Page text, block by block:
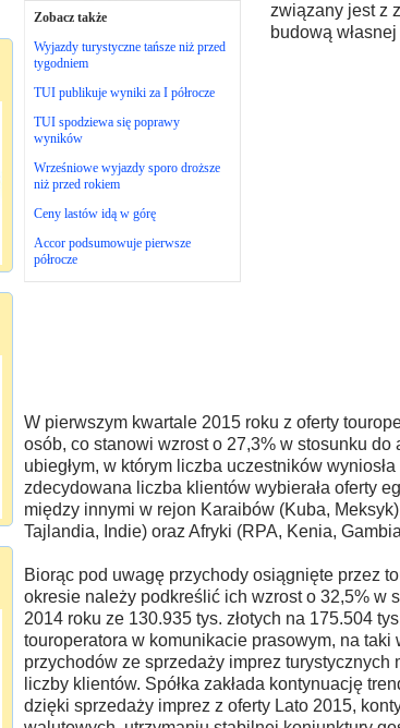
Zobacz także
Wyjazdy turystyczne tańsze niż przed
tygodniem
TUI publikuje wyniki za I półrocze
TUI spodziewa się poprawy
wyników
Wrześniowe wyjazdy sporo droższe
niż przed rokiem
Ceny lastów idą w górę
Accor podsumowuje pierwsze
półrocze
związany jest z
budową
W pierwszym kwartale 2015 roku z oferty
osób, co stanowi wzrost o 27,3% w stosunku
ubiegłym, w którym liczba uczestników
zdecydowana liczba klientów wybierała oferty
między innymi w rejon Karaibów (Kuba,
Tajlandia, Indie) oraz Afryki (RPA, Kenia,
Biorąc pod uwagę przychody osiągnięte przez
okresie należy podkreślić ich wzrost o 32,5% w
2014 roku ze 130.935 tys. złotych na 175.504
touroperatora w komunikacie prasowym, na taki
przychodów ze sprzedaży imprez
liczby klientów. Spółka zakłada kontynuację
dzięki sprzedaży imprez z oferty Lato 2015,